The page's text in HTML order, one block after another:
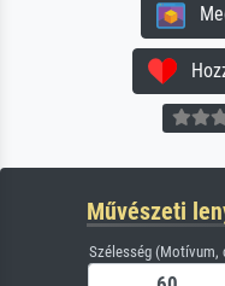
Művészeti
Szélesség (Motívum,